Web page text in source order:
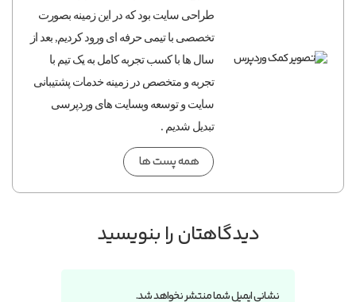
طراحی سایت بود که در این زمینه بصورت
تخصصی با تیمی حرفه ای ورود کردیم, بعد از
سال ها با کسب تجربه کامل به یک تیم با
تجربه و متخصص در زمینه خدمات پشتیبانی
سایت و توسعه وبسایت های وردپرسی
تبدیل شدیم .
همه پست ها
دیدگاهتان را بنویسید
نشانی ایمیل شما منتشر نخواهد شد.